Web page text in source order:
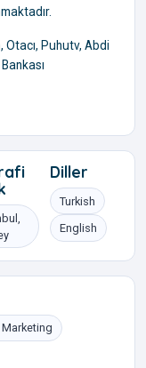
Otacı, Puhutv, Abdi
Diller
Turkish
English